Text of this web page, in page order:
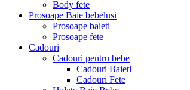
Body fete
Prosoape Baie bebelusi
Prosoape baieti
Prosoape fete
Cadouri
Cadouri pentru bebe
Cadouri Baieti
Cadouri Fete